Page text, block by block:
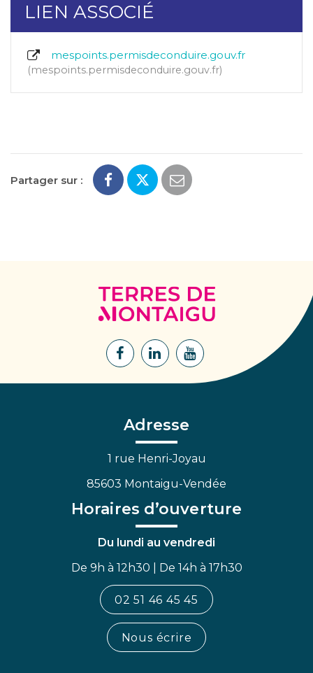
LIEN ASSOCIÉ
mespoints.permisdeconduire.gouv.fr
mespoints.permisdeconduire.gouv.fr
Partager sur :
Terres
de
Lien
Facebook
Lien
Linkedin
Lien
Adresse
1 rue Henri-Joyau
85603 Montaigu-Vendée
Horaires d’ouverture
Du lundi au vendredi
De 9h à 12h30 | De 14h à 17h30
02 51 46 45 45
Nous écrire